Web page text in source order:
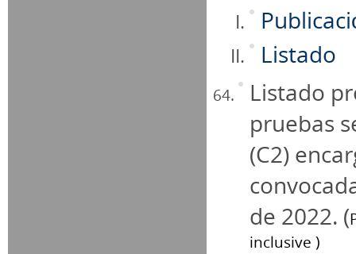
Listado
Listado
pruebas
(C2)
de 2022. (
inclusive )